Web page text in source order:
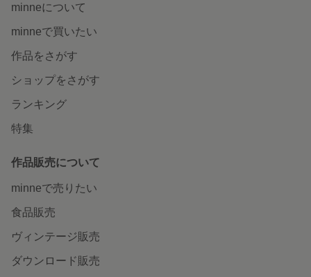
minneについて
minneで買いたい
作品をさがす
ショップをさがす
ランキング
特集
作品販売について
minneで売りたい
食品販売
ヴィンテージ販売
ダウンロード販売